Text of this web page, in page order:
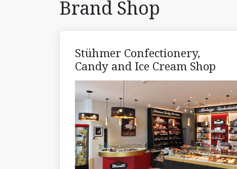
Brand Shop
Stühmer Confectionery,
Candy and Ice Cream Shop